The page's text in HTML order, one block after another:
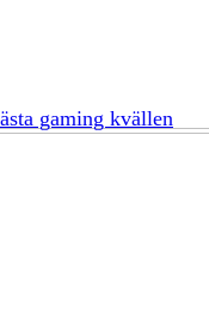
gaming kvällen